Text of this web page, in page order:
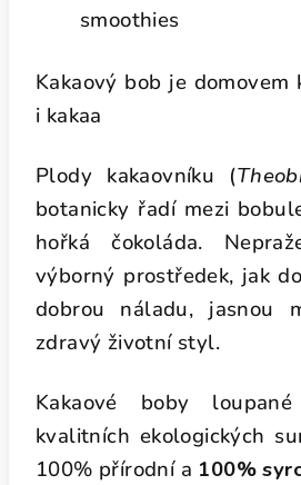
smoothies
Kakaový bob je
i kakaa
Plody kakaovníku (
botanicky řadí mezi
hořká čokoláda.
výborný prostředek, jak
dobrou náladu, jasnou
zdravý životní styl.
Kakaové boby
kvalitních ekologických
100% přírodní a 100%